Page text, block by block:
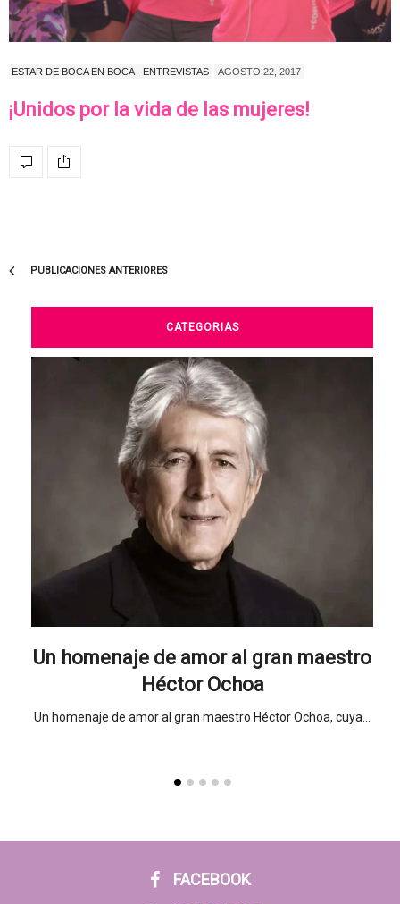
ESTAR DE BOCA EN BOCA - ENTREVISTAS AGOSTO 22, 2017
¡Unidos por la vida de las mujeres!
PUBLICACIONES ANTERIORES
CATEGORIAS
Un homenaje de amor al gran maestro
Héctor Ochoa
Un homenaje de amor al gran maestro Héctor Ochoa, cuya…
FACEBOOK